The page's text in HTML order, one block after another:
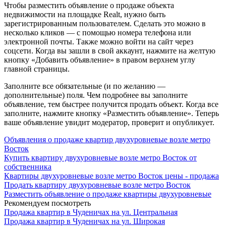
Чтобы разместить объявление о продаже объекта
недвижимости на площадке Realt, нужно быть
зарегистрированным пользователем. Сделать это можно в
несколько кликов — с помощью номера телефона или
электронной почты. Также можно войти на сайт через
соцсети. Когда вы зашли в свой аккаунт, нажмите на желтую
кнопку «Добавить объявление» в правом верхнем углу
главной страницы.
Заполните все обязательные (и по желанию —
дополнительные) поля. Чем подробнее вы заполните
объявление, тем быстрее получится продать объект. Когда все
заполните, нажмите кнопку «Разместить объявление». Теперь
ваше объявление увидит модератор, проверит и опубликует.
Объявления о продаже квартир двухуровневые возле метро
Восток
Купить квартиру двухуровневые возле метро Восток от
собственника
Квартиры двухуровневые возле метро Восток цены - продажа
Продать квартиру двухуровневые возле метро Восток
Разместить объявление о продаже квартиры двухуровневые
Рекомендуем посмотреть
Продажа квартир в Чуденичах на ул. Центральная
Продажа квартир в Чуденичах на ул. Широкая